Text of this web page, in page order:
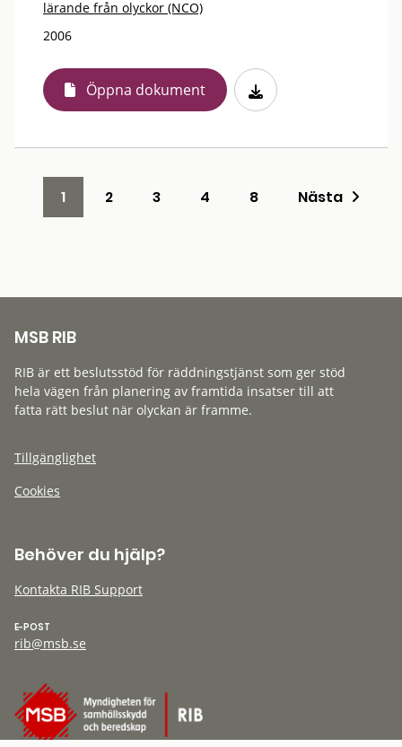
lärande från olyckor (NCO)
2006
Öppna dokument
1 2 3 4 8 Nästa
MSB RIB
RIB är ett beslutsstöd för räddningstjänst som ger stöd
hela vägen från planering av framtida insatser till att
fatta rätt beslut när olyckan är framme.
Tillgänglighet
Cookies
Behöver du hjälp?
Kontakta RIB Support
E-POST
rib@msb.se